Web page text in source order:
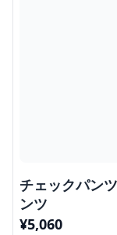
チェックパン
ンツ
¥5,060